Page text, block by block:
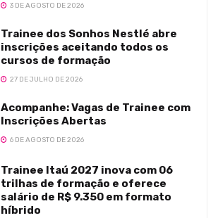
3 DE AGOSTO DE 2026
Trainee dos Sonhos Nestlé abre
inscrições aceitando todos os
cursos de formação
27 DE JULHO DE 2026
Acompanhe: Vagas de Trainee com
Inscrições Abertas
6 DE AGOSTO DE 2026
Trainee Itaú 2027 inova com 06
trilhas de formação e oferece
salário de R$ 9.350 em formato
híbrido